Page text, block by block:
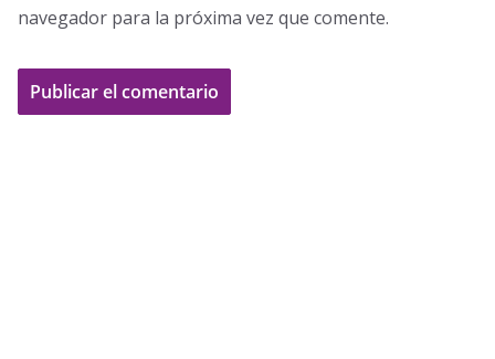
navegador para la próxima vez que comente.